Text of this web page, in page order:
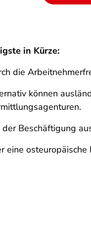
in Kürze:
die
können
der Beschäftigung
eine